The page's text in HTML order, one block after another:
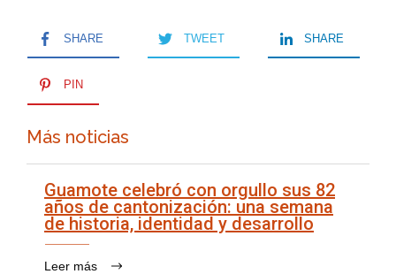
SHARE TWEET SHARE
PIN
Más noticias
Guamote celebró con orgullo sus 82
años de cantonización: una semana
de historia, identidad y desarrollo
Leer más